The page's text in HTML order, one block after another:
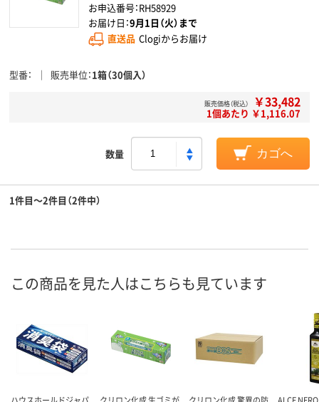
お申込番号：RH58929
お届け日：9月1日（火）まで
直送品 Clogiからお届け
型番 販売単位 1箱（30個入）
販売価格（税込） ￥33,482
1個あたり ￥1,116.07
数量 カゴへ
1件目～2件目（2件中）
この商品を見た人はこちらも見ています